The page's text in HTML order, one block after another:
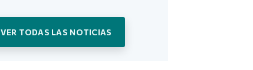
VER TODAS LAS NOTICIAS